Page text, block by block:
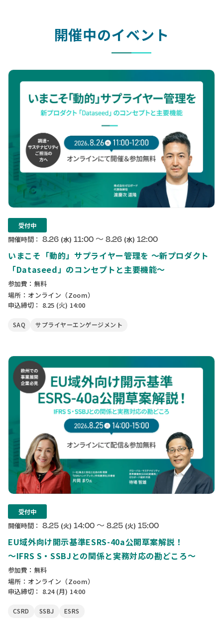
開催中のイベント
受付中
開催時間： 8.26 (水) 11:00 〜 8.26 (水) 12:00
いまこそ「動的」サプライヤー管理を 〜新プロダクト
「Dataseed」のコンセプトと主要機能〜
参加費：無料
場所：オンライン（Zoom）
申込締切： 8.25 (火) 14:00
SAQ サプライヤーエンゲージメント
受付中
開催時間： 8.25 (火) 14:00 〜 8.25 (火) 15:00
EU域外向け開示基準ESRS-40a公開草案解説！
〜IFRS S・SSBJとの関係と実務対応の勘どころ〜
参加費：無料
場所：オンライン（Zoom）
申込締切： 8.24 (月) 14:00
CSRD SSBJ ESRS